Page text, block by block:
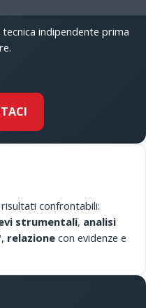
indipendente prima
confrontabili:
strumentali, analisi
, relazione con evidenze e